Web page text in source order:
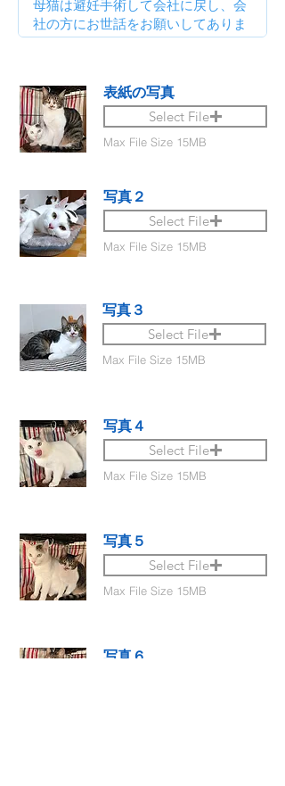
表紙の写真
Select File
Max File Size 15MB
写真２
Select File
Max File Size 15MB
写真３
Select File
Max File Size 15MB
写真４
Select File
Max File Size 15MB
写真５
Select File
Max File Size 15MB
写真６